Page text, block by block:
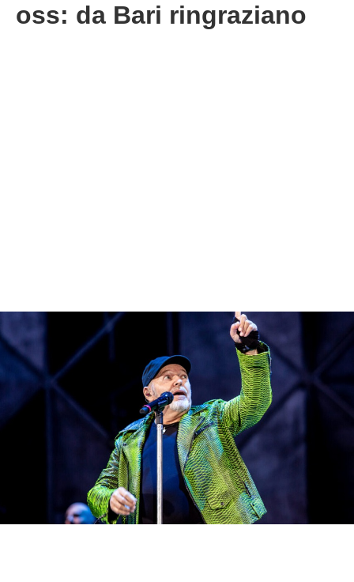
oss: da Bari ringraziano